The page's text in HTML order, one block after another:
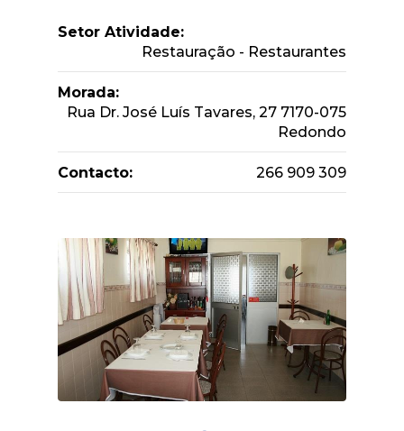
Setor Atividade:
Restauração - Restaurantes
Morada:
Rua Dr. José Luís Tavares, 27 7170-075
Redondo
Contacto: 266 909 309